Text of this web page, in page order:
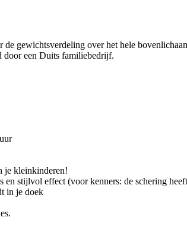
gewichtsverdeling over het hele
door een Duits familiebedrijf.
je kleinkinderen!
stijlvol effect (voor kenners: de schering
in je doek